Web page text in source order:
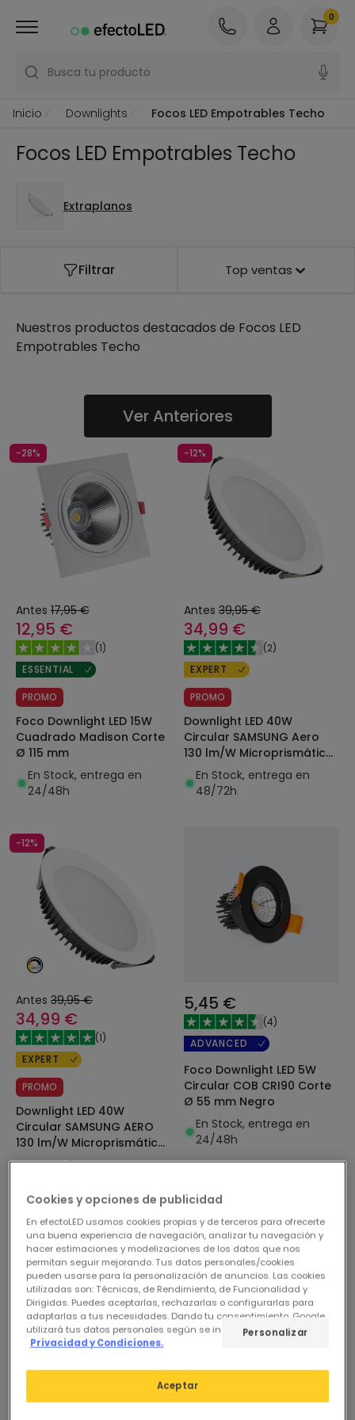
Busca tu producto
0
Inicio Downlights Focos LED Empotrables Techo
Focos LED Empotrables Techo
Extraplanos
Filtrar Top ventas
Nuestros productos destacados de Focos LED
Empotrables Techo
Ver Anteriores
-28%
Antes 17,95 €
12,95 €
(1)
ESSENTIAL
PROMO
Foco Downlight LED 15W
Cuadrado Madison Corte
Ø 115 mm
En Stock, entrega en
24/48h
-12%
Antes 39,95 €
34,99 €
(2)
EXPERT
PROMO
Downlight LED 40W
Circular SAMSUNG Aero
130 lm/W Microprismático
LIFUD Corte Ø 200 mm
En Stock, entrega en
48/72h
-12%
Antes 39,95 €
34,99 €
(1)
EXPERT
PROMO
Downlight LED 40W
Circular SAMSUNG AERO
130 lm/W Microprismático
CCT Seleccionable LIFUD
En Stock, entrega en
5,45 €
(4)
ADVANCED
Foco Downlight LED 5W
Circular COB CRI90 Corte
Ø 55 mm Negro
En Stock, entrega en
24/48h
Cookies y opciones de publicidad
En efectoLED usamos cookies propias y de terceros para ofrecerte
una buena experiencia de navegación, analizar tu navegación y
hacer estimaciones y modelizaciones de los datos que nos
permitan seguir mejorando. Tus datos personales/cookies
pueden usarse para la personalización de anuncios. Las cookies
utilizadas son: Técnicas, de Rendimiento, de Funcionalidad y
Dirigidas. Puedes aceptarlas, rechazarlas o configurarlas para
adaptarlas a tus necesidades. Dando tu consentimiento, Google
utilizará tus datos personales según se indica en su sitio de
Privacidad y Condiciones.
Aceptar
Personalizar